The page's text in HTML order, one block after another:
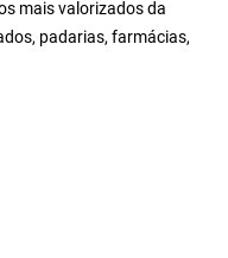
mais valorizados da
padarias, farmácias,